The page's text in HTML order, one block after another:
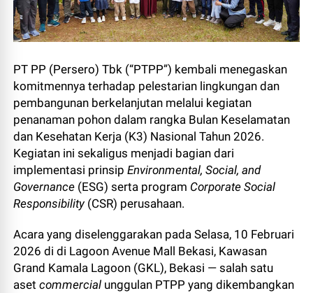
PT PP (Persero) Tbk (“PTPP”) kembali menegaskan
komitmennya terhadap pelestarian lingkungan dan
pembangunan berkelanjutan melalui kegiatan
penanaman pohon dalam rangka Bulan Keselamatan
dan Kesehatan Kerja (K3) Nasional Tahun 2026.
Kegiatan ini sekaligus menjadi bagian dari
implementasi prinsipEnvironmental, Social, and
Governance (ESG) serta program Corporate Social
Responsibility (CSR) perusahaan.
Acara yang diselenggarakan pada Selasa, 10 Februari
2026 di di Lagoon Avenue Mall Bekasi, Kawasan
Grand Kamala Lagoon (GKL), Bekasi — salah satu
asetcommercial unggulan PTPP yang dikembangkan